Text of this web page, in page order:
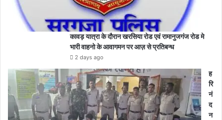
कावड़ यात्रा के दौरान खरसिया रोड एवं रामानुजगंज रोड मे
भारी वाहनो के आवागमन पर आज़ से प्रतिबन्ध
2 days ago
ह
रि
नं
द
न